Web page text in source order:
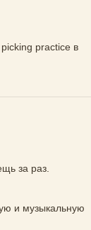
practice в
за раз.
и музыкальную